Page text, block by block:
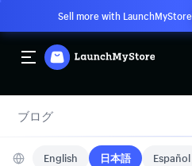
Sell more with LaunchMyStore
ブログ
English 日本語 Español